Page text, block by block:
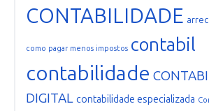
CONTABILIDADE
como pagar menos impostos contabil
contabilidade
DIGITAL contabilidade especializada